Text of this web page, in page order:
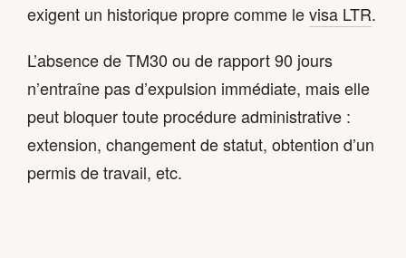
exigent un historique propre comme levisa LTR.
L’absence de TM30 ou de rapport 90 jours
n’entraîne pas d’expulsion immédiate, mais elle
peut bloquer toute procédure administrative :
extension, changement de statut, obtention d’un
permis de travail, etc.